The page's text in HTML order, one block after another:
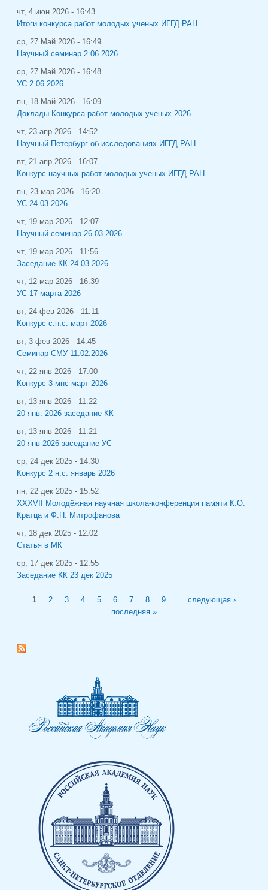
чт, 4 июн 2026 - 16:43
Итоги конкурса работ молодых ученых ИГГД РАН
ср, 27 Май 2026 - 16:49
Научный семинар 2.06.2026
ср, 27 Май 2026 - 16:48
УС 2.06.2026
пн, 18 Май 2026 - 16:09
Доклады Конкурса работ молодых ученых 2026
чт, 23 апр 2026 - 14:52
Научный Петербург об исследованиях ИГГД РАН
вт, 21 апр 2026 - 16:07
Конкурс научных работ молодых ученых ИГГД РАН
пн, 23 мар 2026 - 16:20
УС 24.03.2026
чт, 19 мар 2026 - 12:07
Научный семинар 26.03.2026
чт, 19 мар 2026 - 11:56
Заседание КК 24.03.2026
чт, 12 мар 2026 - 16:39
УС 17 марта 2026
вт, 24 фев 2026 - 11:11
Конкурс с.н.с. март 2026
вт, 3 фев 2026 - 14:45
Семинар СМУ 11.02.2026
чт, 22 янв 2026 - 17:00
Конкурс 3 мнс март 2026
вт, 13 янв 2026 - 11:22
20 янв. 2026 заседание КК
вт, 13 янв 2026 - 11:21
20 янв 2026 заседание УС
ср, 24 дек 2025 - 14:30
Конкурс 2 н.с. январь 2026
пн, 22 дек 2025 - 15:52
XXXVII Молодёжная научная школа-конференция памяти К.О.
Кратца и Ф.П. Митрофанова
чт, 18 дек 2025 - 12:02
Статья в МК
ср, 17 дек 2025 - 12:55
Заседание КК 23 дек 2025
Страницы
1 2 3 4 5 6 7 8 9 …
следующая ›
последняя »